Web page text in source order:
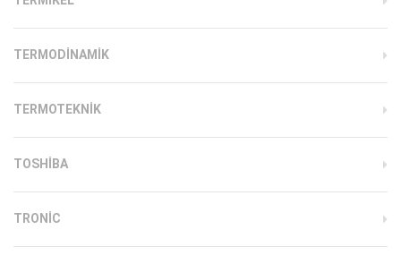
TERMODINAMIK
TERMOTEKNIK
TOSHIBA
TRONIC